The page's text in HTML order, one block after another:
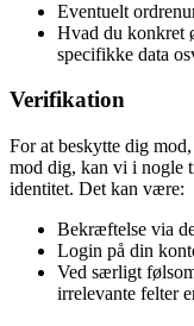
Eventuelt
Hvad du konkret
specifikke data
Verifikation
For at beskytte dig
mod dig, kan vi i nogle
identitet. Det kan være:
Bekræftelse via
Login på din
Ved særligt
irrelevante felter